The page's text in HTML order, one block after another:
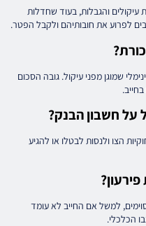
עיקולים והגבלות, בעוד שחדלות
לפרוע את חובותיהם ולקבל הפטר.
שמוגן מפני עיקול. גובה הסכום
על חשבון הבנק?
הצו ולנסות לבטלו או להגיע
למשל אם החייב לא עומד
הכלכלי.